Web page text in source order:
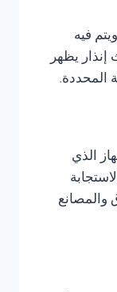
فيه
يظهر
المحددة.
الذي
والمصانع